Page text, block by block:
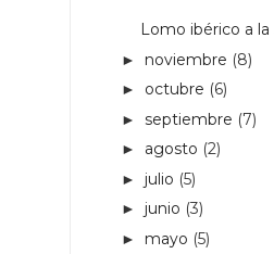
Lomo ibérico a
► noviembre (8)
► octubre (6)
► septiembre (7)
► agosto (2)
► julio (5)
► junio (3)
► mayo (5)